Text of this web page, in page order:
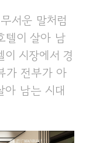
서운 말처럼
텔이 살아 남
시장에서 경
가 전부가 아
남는 시대